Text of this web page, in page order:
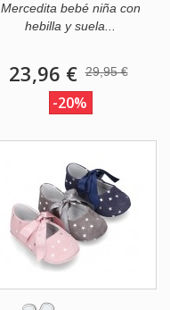
Mercedita bebé niña con
hebilla y suela...
23,96 € 29,95 €
-20%